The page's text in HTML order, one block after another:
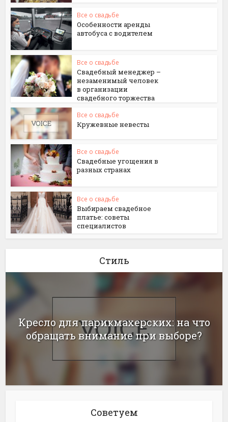
Все о свадьбе
Особенности аренды
автобуса с водителем
Все о свадьбе
Свадебный менеджер –
незаменимый человек
в организации
свадебного торжества
Все о свадьбе
Кружевные невесты
Все о свадьбе
Свадебные угощения в
разных странах
Все о свадьбе
Выбираем свадебное
платье: советы
специалистов
Стиль
Кресло для парикмахерских: на что
обращать внимание при выборе?
Советуем